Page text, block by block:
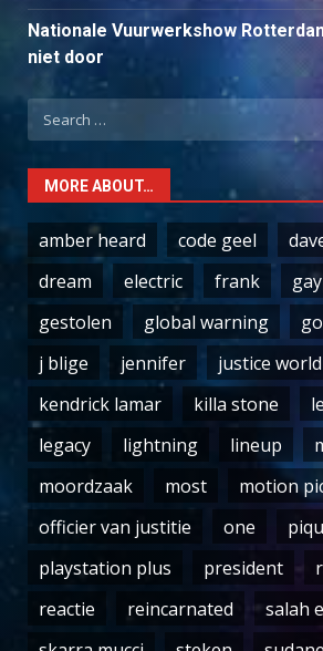
Nationale Vuurwerkshow
niet door
Search
for:
MORE ABOUT…
amber heard code geel
dream
electric frank
gestolen
global warning
j blige
jennifer
justice
kendrick lamar
killa stone
legacy
lightning lineup
moordzaak
most
motion
officier van justitie
one
playstation plus
president
reactie
reincarnated salah